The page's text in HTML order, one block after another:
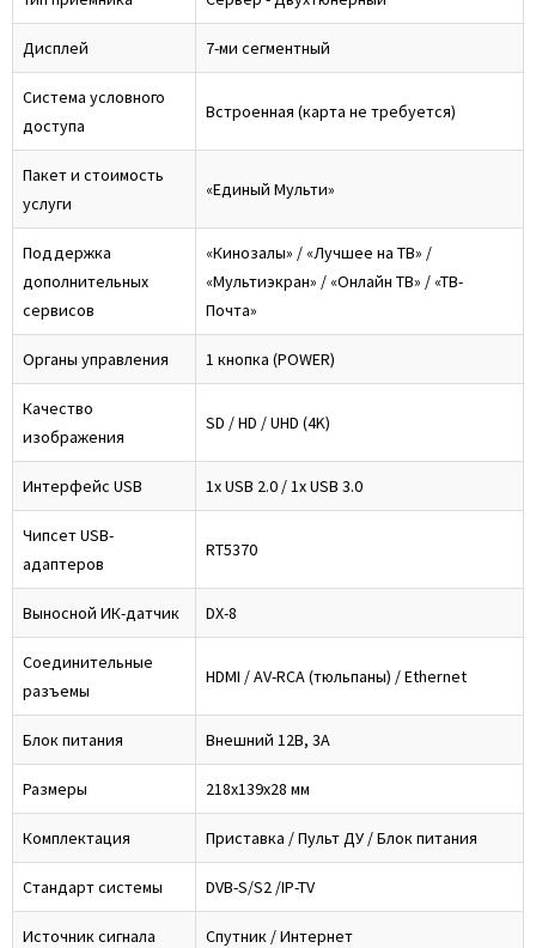
Дисплей 7-ми сегментный
Система условного
доступа
Встроенная (карта не требуется)
Пакет и стоимость
услуги
«Единый Мульти»
Поддержка
дополнительных
сервисов
«Кинозалы» / «Лучшее на ТВ» /
«Мультиэкран» / «Онлайн ТВ» / «ТВ-
Почта»
Органы управления 1 кнопка (POWER)
Качество
изображения
SD / HD / UHD (4K)
Интерфейс USB 1x USB 2.0 / 1x USB 3.0
Чипсет USB-
адаптеров
RT5370
Выносной ИК-датчик DX-8
Соединительные
разъемы
HDMI / AV-RCA (тюльпаны) / Ethernet
Блок питания Внешний 12В, 3А
Размеры 218x139x28 мм
Комплектация Приставка / Пульт ДУ / Блок питания
Стандарт системы DVB-S/S2 /IP-TV
Источник сигнала Спутник / Интернет